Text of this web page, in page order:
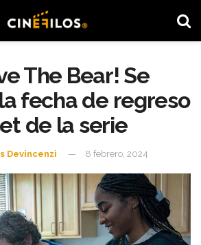
The Bear! Se
fecha de regreso
de la serie
Devincenzi 8 febrero, 2024